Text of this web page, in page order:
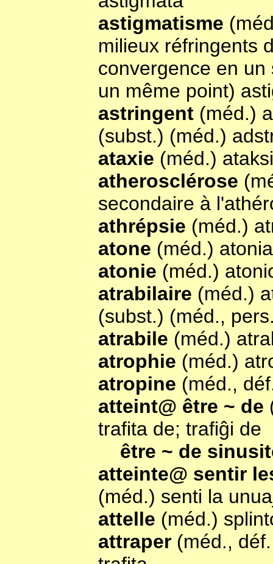
astigmatisme
milieux réfringents
convergence en
un même point)
astringent (méd.)
(subst.) (méd.)
ataxie (méd.)
atherosclérose
secondaire à
athrépsie (méd.)
atone (méd.) atonia
atonie (méd.)
atrabilaire (méd.)
(subst.) (méd.,
atrabile (méd.)
atrophie (méd.)
atropine (méd.,
atteint@ être ~ de
trafita de; trafiĝi de
être ~ de
atteinte@ sentir
(méd.) senti la
attelle (méd.)
attraper (méd.,